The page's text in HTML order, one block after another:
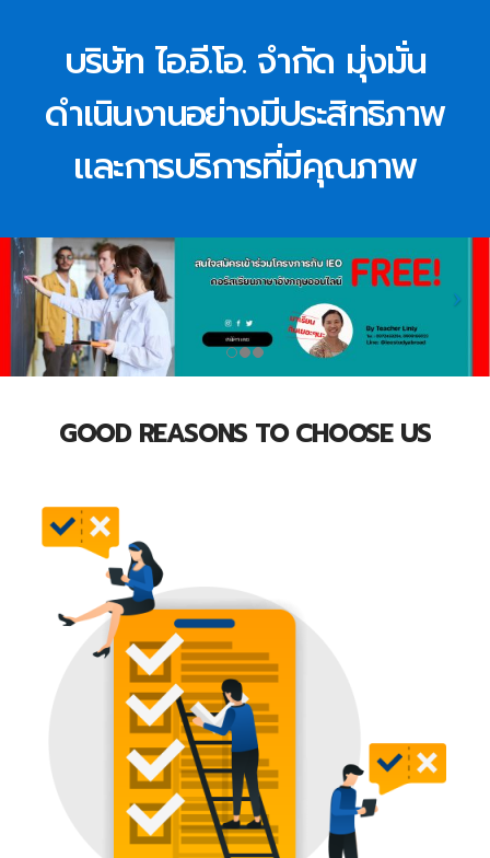
บริษัท ไอ.อี.โอ. จำกัด มุ่งมั่น
ดำเนินงานอย่างมีประสิทธิภาพ
และการบริการที่มีคุณภาพ
GOOD REASONS TO CHOOSE US